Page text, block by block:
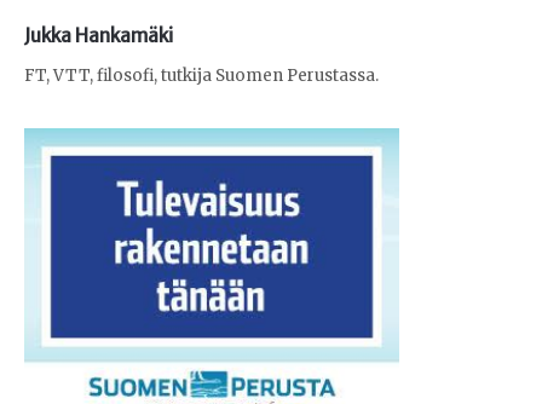
Jukka Hankamäki
FT, VTT, filosofi, tutkija Suomen Perustassa.